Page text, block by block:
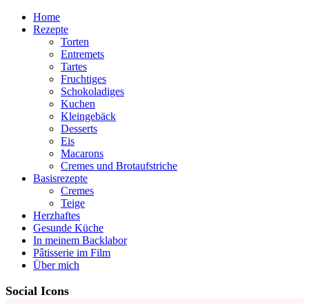
Home
Rezepte
Torten
Entremets
Tartes
Fruchtiges
Schokoladiges
Kuchen
Kleingebäck
Desserts
Eis
Macarons
Cremes und Brotaufstriche
Basisrezepte
Cremes
Teige
Herzhaftes
Gesunde Küche
In meinem Backlabor
Pâtisserie im Film
Über mich
Social Icons